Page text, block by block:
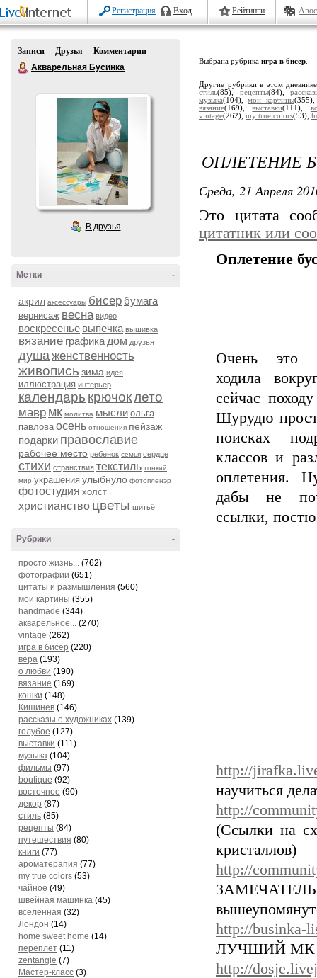
Регистрация Вход Рейтинги
Записи Друзья
Комментарии
Акварельная Бусинка
В друзья
-
Метки
акрил аксессуары бисер бумага
вернисаж весна видео
воскресенье выпечка вышивка
вязание графика дом друзья
душаженственность
живопись зима идея
иллюстрация интерьер
календарь крючоклето
мавр мк молитва мысли ольга
павлова осень отношения пейзаж
подарки православие
рабочее место ребенок семья сердце
стихи странствия текстиль тонкий
мир украшения улыбнуло фотопленэр
фотостудия холст
христианство цветы шитьё
-
Рубрики
просто жизнь... (762)
фотографии (651)
цитаты и размышления (560)
мои картины (355)
handmade (344)
акварельное... (270)
vintage (262)
игра в бисер (220)
вера (193)
о любви (190)
вязание (169)
кошки (148)
Кишинев (146)
рассказы о художниках (139)
голубое (127)
выставки (111)
музыка (104)
фильмы (97)
boutique (92)
восточное (90)
декор (87)
стиль (85)
рецепты (84)
путешествия (80)
книги (77)
ароматерапия (77)
my true colors (53)
чайное (49)
швейная машинка (45)
вселенная (32)
Лондон (14)
home sweet home (14)
переплёт (11)
zentangle (7)
Мастер-класс (3)
Выбрана рубрика игра в бисер
Другие рубрики в этом
стиль(85), рецепты(84),
музыка(104),мои картины
вязание(169),выставки(111),
vintage(262), my true colors(53),
ОПЛЕТЕНИЕ
Среда, 21 Апреля
Это цитата
цитатник или
Оплетение
Очень это
ходила
сейчас
Шурудю
поисках
классов и
оплетения.
дабы не
ссылки,
http://
научиться
http://
(Ссылки на
кристаллов)
http://
http://businka-
ЛУЧШИЙ МК
http://